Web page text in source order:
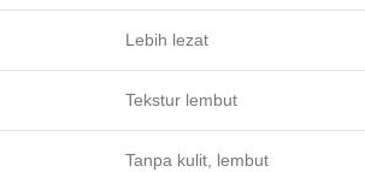
Lebih lezat
Tekstur lembut
Tanpa kulit, lembut